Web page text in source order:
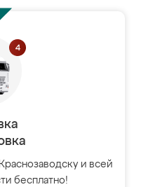
и всей
бесплатно!